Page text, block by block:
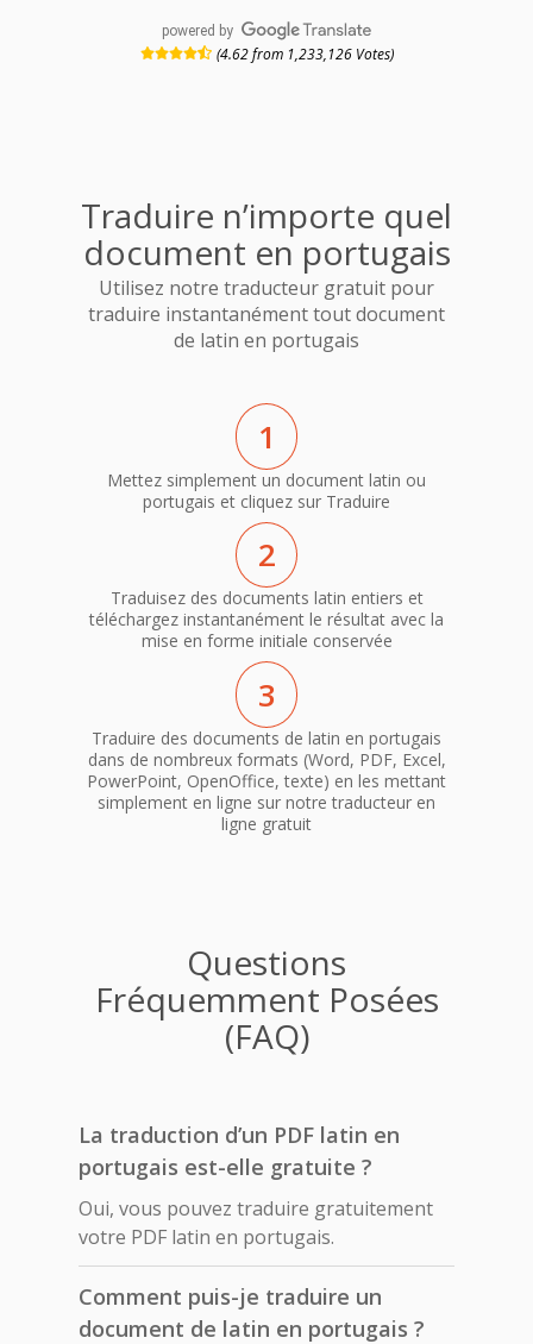
powered by
(4.62 from 1,233,126 Votes)
Traduire n’importe quel
document en portugais
Utilisez notre traducteur gratuit pour
traduire instantanément tout document
de latin en portugais
1
Mettez simplement un document latin ou
portugais et cliquez sur Traduire
2
Traduisez des documents latin entiers et
téléchargez instantanément le résultat avec la
mise en forme initiale conservée
3
Traduire des documents de latin en portugais
dans de nombreux formats (Word, PDF, Excel,
PowerPoint, OpenOffice, texte) en les mettant
simplement en ligne sur notre traducteur en
ligne gratuit
Questions
Fréquemment Posées
(FAQ)
La traduction d’un PDF latin en
portugais est-elle gratuite ?
Oui, vous pouvez traduire gratuitement
votre PDF latin en portugais.
Comment puis-je traduire un
document de latin en portugais ?